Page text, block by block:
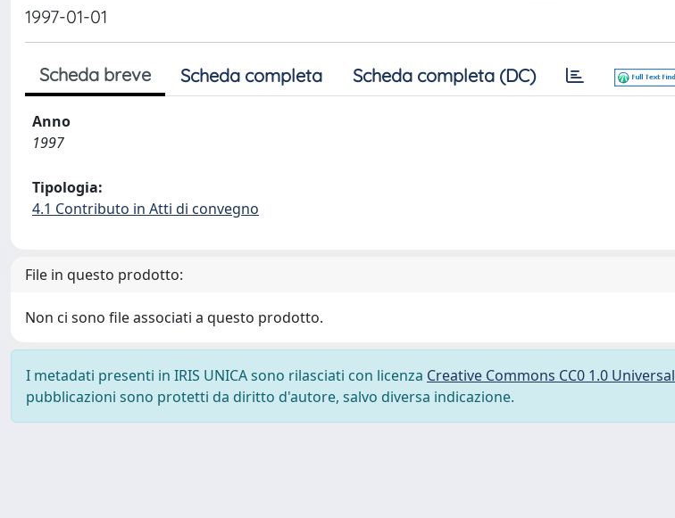
1997-01-01
Scheda breve Scheda completa Scheda completa (DC)
Anno
1997
Tipologia:
4.1 Contributo in Atti di convegno
File in questo prodotto:
Non ci sono file associati a questo prodotto.
I metadati presenti in IRIS UNICA sono rilasciati con licenza Creative Commons CC0 1.0 Universal
pubblicazioni sono protetti da diritto d'autore, salvo diversa indicazione.